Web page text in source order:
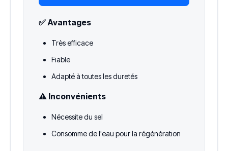
✅ Avantages
Très efficace
Fiable
Adapté à toutes les duretés
⚠️ Inconvénients
Nécessite du sel
Consomme de l'eau pour la régénération